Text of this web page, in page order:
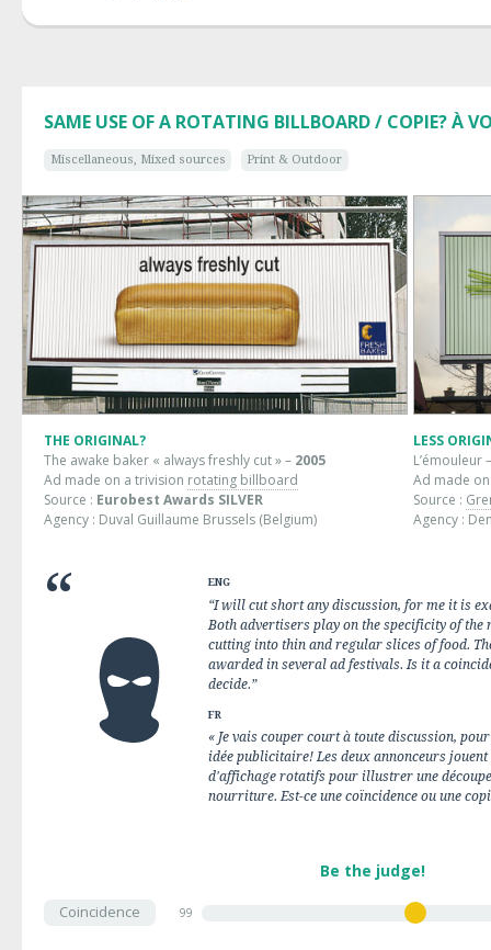
SAME USE OF A ROTATING BILLBOARD / COPIE? À
Miscellaneous, Mixed sources Print & Outdoor
THE ORIGINAL?
The awake baker « always freshly cut » – 2005
Ad made on a trivision rotating billboard
Source : Eurobest Awards SILVER
Agency : Duval Guillaume Brussels (Belgium)
LESS
L’émouleur
Ad made
Source :
Agency :
ENG
“I will cut short any discussion, for me it is
Both advertisers play on the specificity of
cutting into thin and regular slices of food.
awarded in several ad festivals. Is it a
decide.”
FR
« Je vais couper court à toute discussion,
idée publicitaire! Les deux annonceurs
d'affichage rotatifs pour illustrer une
nourriture. Est-ce une coïncidence ou une
Be the judge!
Coincidence 99